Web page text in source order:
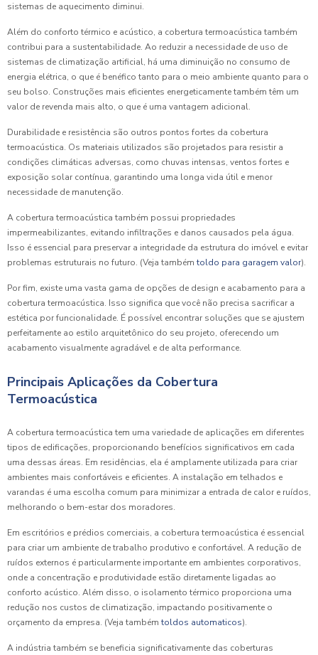
sistemas de aquecimento diminui.
Além do conforto térmico e acústico, a cobertura termoacústica também
contribui para a sustentabilidade. Ao reduzir a necessidade de uso de
sistemas de climatização artificial, há uma diminuição no consumo de
energia elétrica, o que é benéfico tanto para o meio ambiente quanto para o
seu bolso. Construções mais eficientes energeticamente também têm um
valor de revenda mais alto, o que é uma vantagem adicional.
Durabilidade e resistência são outros pontos fortes da cobertura
termoacústica. Os materiais utilizados são projetados para resistir a
condições climáticas adversas, como chuvas intensas, ventos fortes e
exposição solar contínua, garantindo uma longa vida útil e menor
necessidade de manutenção.
A cobertura termoacústica também possui propriedades
impermeabilizantes, evitando infiltrações e danos causados pela água.
Isso é essencial para preservar a integridade da estrutura do imóvel e evitar
problemas estruturais no futuro. (Veja também toldo para garagem valor).
Por fim, existe uma vasta gama de opções de design e acabamento para a
cobertura termoacústica. Isso significa que você não precisa sacrificar a
estética por funcionalidade. É possível encontrar soluções que se ajustem
perfeitamente ao estilo arquitetônico do seu projeto, oferecendo um
acabamento visualmente agradável e de alta performance.
Principais Aplicações da Cobertura
Termoacústica
A cobertura termoacústica tem uma variedade de aplicações em diferentes
tipos de edificações, proporcionando benefícios significativos em cada
uma dessas áreas. Em residências, ela é amplamente utilizada para criar
ambientes mais confortáveis e eficientes. A instalação em telhados e
varandas é uma escolha comum para minimizar a entrada de calor e ruídos,
melhorando o bem-estar dos moradores.
Em escritórios e prédios comerciais, a cobertura termoacústica é essencial
para criar um ambiente de trabalho produtivo e confortável. A redução de
ruídos externos é particularmente importante em ambientes corporativos,
onde a concentração e produtividade estão diretamente ligadas ao
conforto acústico. Além disso, o isolamento térmico proporciona uma
redução nos custos de climatização, impactando positivamente o
orçamento da empresa. (Veja também toldos automaticos).
A indústria também se beneficia significativamente das coberturas